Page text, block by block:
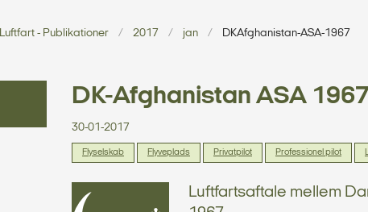
Luftfart - Publikationer 2017 jan DKAfghanistan-ASA-1967
DK-Afghanistan ASA 1967
30-01-2017
Flyselskab Flyveplads Privatpilot Professionel pilot
Luftfartsaftale mellem